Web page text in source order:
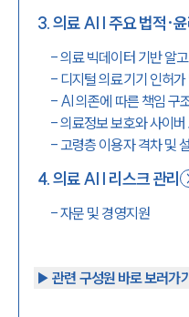
3.의료 AI | 주요 법적·
-의료 빅데이터 기반 알
- 디지털 의료기기 인허
- AI 의존에 따른 책임 구
-의료정보 보호와 사이
-고령층 이용자 격차 및
4.의료 AI | 리스크 관리
-자문 및 경영지원
▶︎ 관련 구성원 바로 보러가기